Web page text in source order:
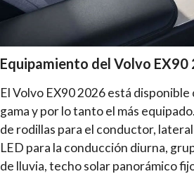
Equipamiento del Volvo EX90
El Volvo EX90 2026 está disponible
gama y por lo tanto el más
de rodillas para el conductor,
LED para la conducción diurna,
de lluvia, techo solar panorámico